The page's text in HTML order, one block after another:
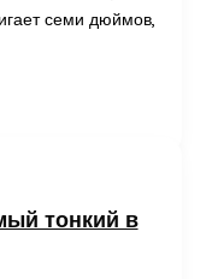
семи дюймов,
тонкий в